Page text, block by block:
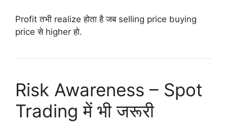
Profit तभी realize होता है जब selling price buying
price से higher हो.
Risk Awareness – Spot
Trading में भी जरूरी